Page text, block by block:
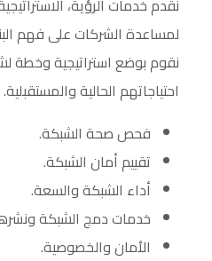
نقدم خدمات الرؤية،
لمساعدة الشركات على فهم
نقوم بوضع استراتيجية وخطة
احتياجاتهم الحالية والمستقبلية.
فحص صحة الشبكة.
تقييم أمان الشبكة.
أداء الشبكة والسعة.
خدمات دمج الشبكة
الأمان والخصوصية.